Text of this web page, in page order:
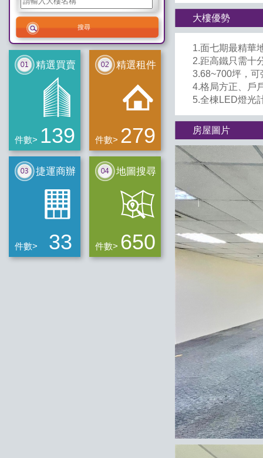
精選買賣
件數> 139
精選租件
件數> 279
捷運商辦
件數> 33
地圖搜尋
件數> 650
大樓優勢
1.面七期最精華
2.距高鐵只需十
3.68~700坪，可
4.格局方正、戶
5.全棟LED燈光
房屋圖片